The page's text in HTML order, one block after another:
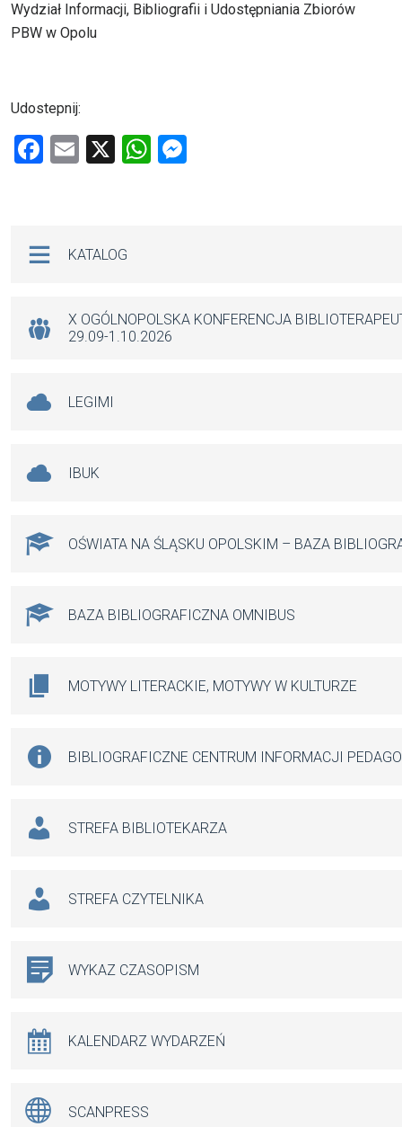
Wydział Informacji, Bibliografii i Udostępniania Zbiorów
PBW w Opolu
Udostepnij:
F
o
k
E
X
W
p
KATALOG
X OGÓLNOPOLSKA KONFERENCJA
29.09-1.10.2026
LEGIMI
IBUK
OŚWIATA NA ŚLĄSKU OPOLSKIM – BAZA
BAZA BIBLIOGRAFICZNA OMNIBUS
MOTYWY LITERACKIE, MOTYWY W KULTURZE
BIBLIOGRAFICZNE CENTRUM INFORMACJI
STREFA BIBLIOTEKARZA
STREFA CZYTELNIKA
WYKAZ CZASOPISM
KALENDARZ WYDARZEŃ
SCANPRESS